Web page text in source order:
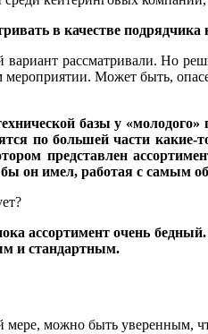
в качестве
рассматривали. Но
мероприятии. Может быть,
базы у
по большей части какие-
представлен
он имел, работая с самым
ассортимент очень
и стандартным.
можно быть уверенным,